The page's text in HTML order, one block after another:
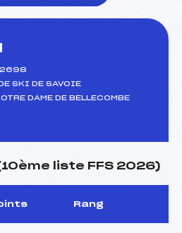
SKI DE SAVOIE
DAME DE BELLECOMBE
liste FFS 2026)
Rang